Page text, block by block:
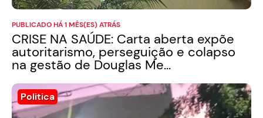
PUBLICADO HÁ 1 MÊS(ES) ATRÁS
CRISE NA SAÚDE: Carta aberta expõe
autoritarismo, perseguição e colapso
na gestão de Douglas Me...
Politica